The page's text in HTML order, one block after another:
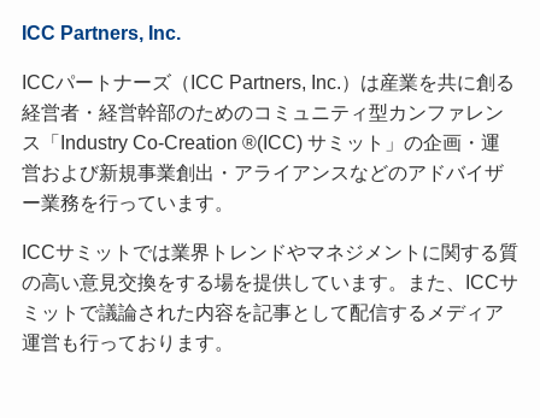
ICC Partners, Inc.
ICCパートナーズ（ICC Partners, Inc.）は産業を共に創る
経営者・経営幹部のためのコミュニティ型カンファレン
ス「Industry Co-Creation ®(ICC) サミット」の企画・運
営および新規事業創出・アライアンスなどのアドバイザ
ー業務を行っています。
ICCサミットでは業界トレンドやマネジメントに関する質
の高い意見交換をする場を提供しています。また、ICCサ
ミットで議論された内容を記事として配信するメディア
運営も行っております。